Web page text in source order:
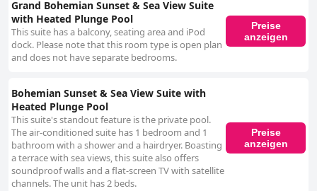
Grand Bohemian Sunset & Sea View Suite
with Heated Plunge Pool
This suite has a balcony, seating area and iPod
dock. Please note that this room type is open plan
and does not have separate bedrooms.
Preise
anzeigen
Bohemian Sunset & Sea View Suite with
Heated Plunge Pool
This suite's standout feature is the private pool.
The air-conditioned suite has 1 bedroom and 1
bathroom with a shower and a hairdryer. Boasting
a terrace with sea views, this suite also offers
soundproof walls and a flat-screen TV with satellite
channels. The unit has 2 beds.
Preise
anzeigen